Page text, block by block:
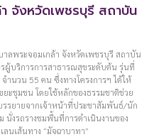
จังหวัดเพชรบุรี สถาบัน
พระจอมเกล้า จังหวัดเพชรบุรี สถาบัน
ผู้บริการการสาธารณสุขระดับต้น รุ่นที่
นวน 55 คน ซึ่งทางโครงการฯ ได้ให้
ะชุมชน โดยใช้หลักของธรรมชาติช่วย
รรยายจากเจ้าหน้าที่ประชาสัมพันธ์/นัก
นั่งรถรางชมพื้นที่การดำเนินงานของ
นเส้นทาง “มัจฉาบาทา”